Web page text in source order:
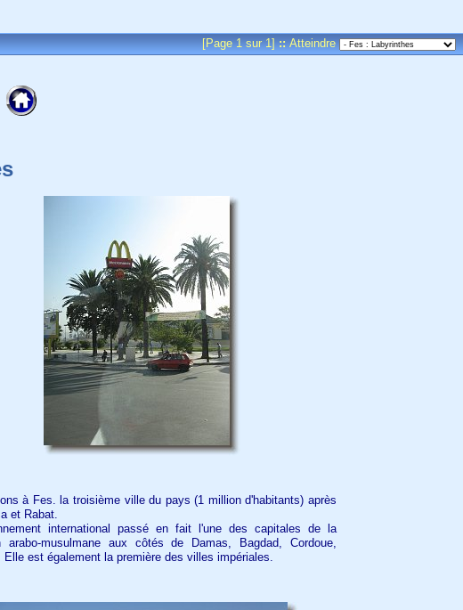
[Page 1 sur 1]::Atteindre
à Fes. la troisième ville du pays (1 million d'habitants) après
et Rabat.
international passé en fait l'une des capitales de la
arabo-musulmane aux côtés de Damas, Bagdad, Cordoue,
Elle est également la première des villes impériales.